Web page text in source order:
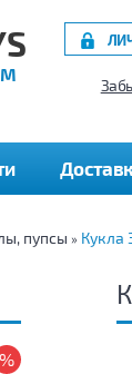
пупсы » Кукла